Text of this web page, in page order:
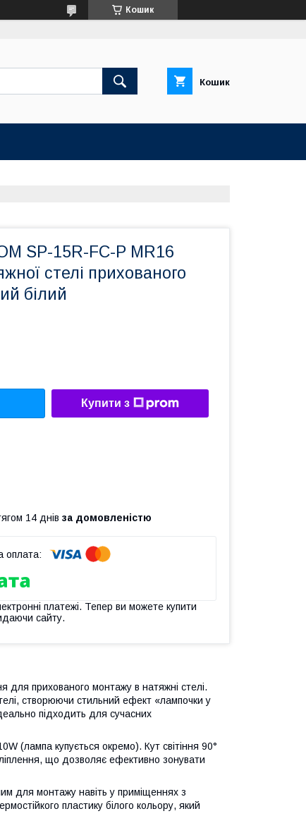
Кошик
Кошик
SP-15R-FC-P MR16
стелі прихованого
білий
Купити з
14 днів за домовленістю
платежі. Тепер ви можете купити
сайту.
прихованого монтажу в натяжні стелі.
створюючи стильний ефект «лампочки у
підходить для сучасних
(лампа купується окремо). Кут світіння 90°
що дозволяє ефективно зонувати
для монтажу навіть у приміщеннях з
пластику білого кольору, який